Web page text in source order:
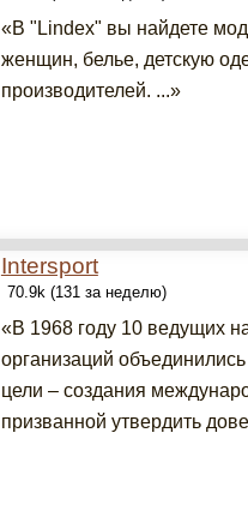
«В "Lindex" вы найдете
женщин, белье, детскую
производителей. ...»
Intersport
70.9k (131 за неделю)
«В 1968 году 10 ведущих
организаций
цели – создания
призванной утвердить